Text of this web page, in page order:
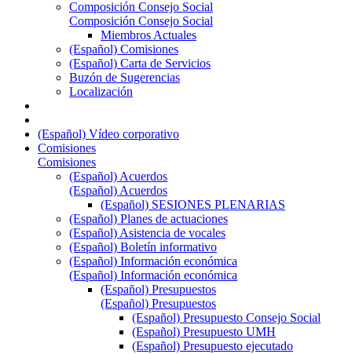
Composición Consejo Social
Composición Consejo Social
Miembros Actuales
(Español) Comisiones
(Español) Carta de Servicios
Buzón de Sugerencias
Localización
(Español) Vídeo corporativo
Comisiones
Comisiones
(Español) Acuerdos
(Español) Acuerdos
(Español) SESIONES PLENARIAS
(Español) Planes de actuaciones
(Español) Asistencia de vocales
(Español) Boletín informativo
(Español) Información económica
(Español) Información económica
(Español) Presupuestos
(Español) Presupuestos
(Español) Presupuesto Consejo Social
(Español) Presupuesto UMH
(Español) Presupuesto ejecutado